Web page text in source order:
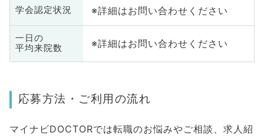
学会認定状況 ※詳細はお問い合わせください
一日の
平均来院数
※詳細はお問い合わせください
応募方法・ご利用の流れ
マイナビDOCTORでは転職のお悩みやご相談、求人紹